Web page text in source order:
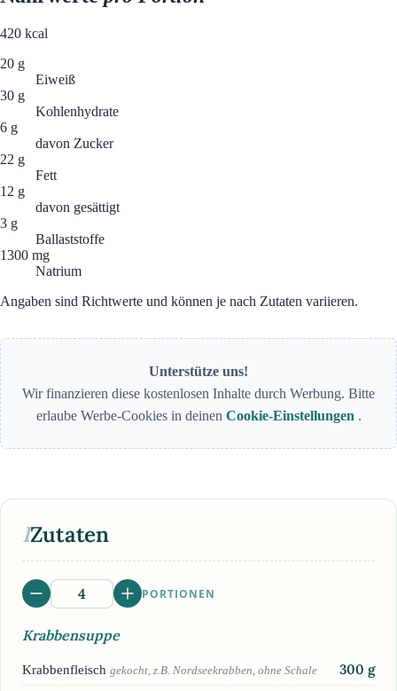
420 kcal
20 g
Eiweiß
30 g
Kohlenhydrate
6 g
davon Zucker
22 g
Fett
12 g
davon gesättigt
3 g
Ballaststoffe
1300 mg
Natrium
Angaben sind Richtwerte und können je nach Zutaten variieren.
Unterstütze uns!
Wir finanzieren diese kostenlosen Inhalte durch Werbung. Bitte
erlaube Werbe-Cookies in deinen Cookie-Einstellungen .
IZutaten
PORTIONEN
Krabbensuppe
Krabbenfleisch gekocht, z.B. Nordseekrabben, ohne Schale 300 g